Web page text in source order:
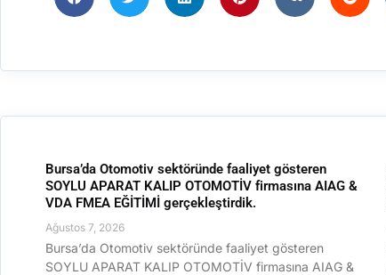
Bursa’da Otomotiv sektöründe faaliyet gösteren
SOYLU APARAT KALIP OTOMOTİV firmasına AIAG &
VDA FMEA EĞİTİMİ gerçekleştirdik.
Ağustos 7, 2026
Bursa’da Otomotiv sektöründe faaliyet gösteren
SOYLU APARAT KALIP OTOMOTİV firmasına AIAG &